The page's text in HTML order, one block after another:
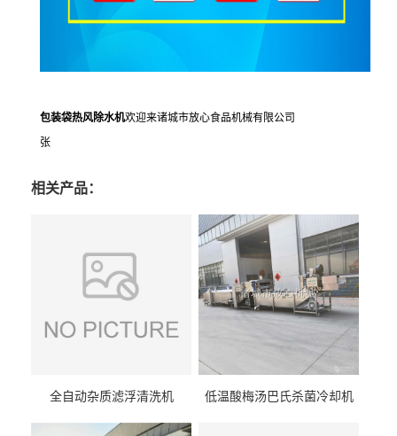
包装袋热风除水机欢迎来诸城市放心食品机械有限公司
张
相关产品：
全自动杂质滤浮清洗机 低温酸梅汤巴氏杀菌冷却机